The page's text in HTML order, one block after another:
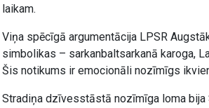
laikam.
Viņa spēcīgā argumentācija LPSR
simbolikas – sarkanbaltsarkanā karoga,
Šis notikums ir emocionāli nozīmīgs
Stradiņa dzīvesstāstā nozīmīga loma bija